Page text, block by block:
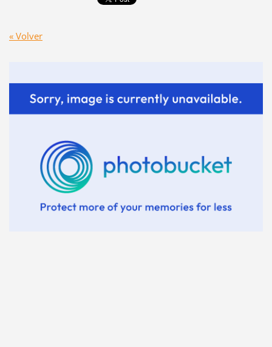
« Volver